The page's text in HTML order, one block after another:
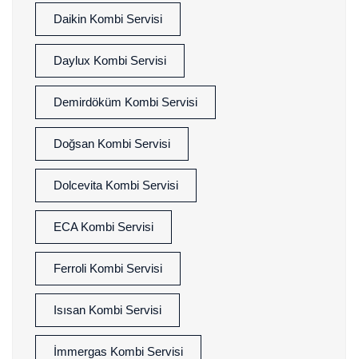
Daikin Kombi Servisi
Daylux Kombi Servisi
Demirdöküm Kombi Servisi
Doğsan Kombi Servisi
Dolcevita Kombi Servisi
ECA Kombi Servisi
Ferroli Kombi Servisi
Isısan Kombi Servisi
İmmergas Kombi Servisi